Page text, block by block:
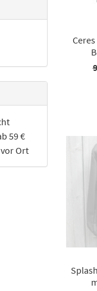
59 €
Ort